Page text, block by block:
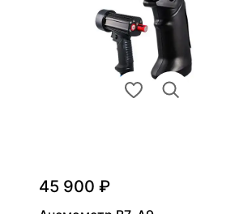
45 900 ₽